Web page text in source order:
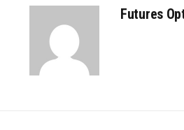
Futures